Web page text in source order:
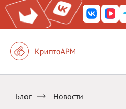
Блог Новости